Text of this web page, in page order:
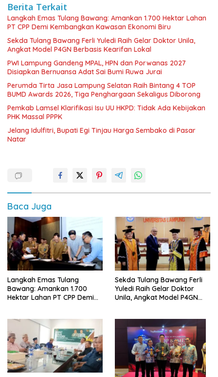
Berita Terkait
Langkah Emas Tulang Bawang: Amankan 1.700 Hektar Lahan
PT CPP Demi Kembangkan Kawasan Ekonomi Biru
Sekda Tulang Bawang Ferli Yuledi Raih Gelar Doktor Unila,
Angkat Model P4GN Berbasis Kearifan Lokal
PWI Lampung Gandeng MPAL, HPN dan Porwanas 2027
Disiapkan Bernuansa Adat Sai Bumi Ruwa Jurai
Perumda Tirta Jasa Lampung Selatan Raih Bintang 4 TOP
BUMD Awards 2026, Tiga Penghargaan Sekaligus Diborong
Pemkab Lamsel Klarifikasi Isu UU HKPD: Tidak Ada Kebijakan
PHK Massal PPPK
Jelang Idulfitri, Bupati Egi Tinjau Harga Sembako di Pasar
Natar
Baca Juga
Langkah Emas Tulang
Bawang: Amankan 1.700
Hektar Lahan PT CPP Demi
Sekda Tulang Bawang Ferli
Yuledi Raih Gelar Doktor
Unila, Angkat Model P4GN